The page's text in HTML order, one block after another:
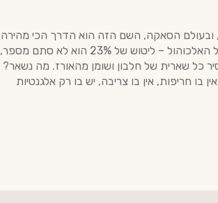
אם ה-Dassai 39 הוא כוכב, ה-Dassai 23 הוא ה-Rockstar. זהו הדגל של מבשלת Asahi Shuzo, ובעולם הסאקה, השם הזה הוא הדרך הכי מהירה
לומר "אני יודע מה אני שותה". מדובר כאן באחד מהישגי הנדסת האורז המרשימים ביותר בהיסטוריה של האלכוהול – ליטוש של 23% הוא לא סתם מספר,
כל שארית של חלבון ושומן מהאורז. מה נשאר?
חריפות, אין בו צריבה, יש בו רק אלגנטיות